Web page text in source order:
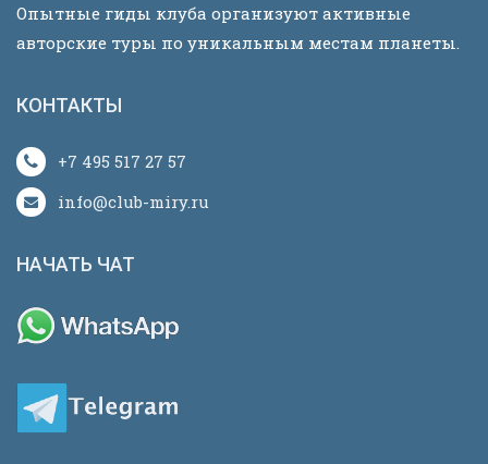
Опытные гиды клуба организуют активные
авторские туры по уникальным местам планеты.
КОНТАКТЫ
+7 495 517 27 57
info@club-miry.ru
НАЧАТЬ ЧАТ